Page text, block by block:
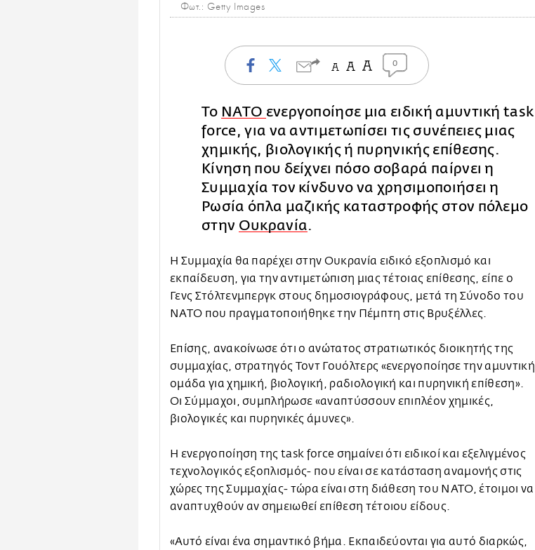
Φωτ.: Getty Images
0
Το ΝΑΤΟ ενεργοποίησε μια ειδική αμυντική task
force, για να αντιμετωπίσει τις συνέπειες μιας
χημικής, βιολογικής ή πυρηνικής επίθεσης.
Κίνηση που δείχνει πόσο σοβαρά παίρνει η
Συμμαχία τον κίνδυνο να χρησιμοποιήσει η
Ρωσία όπλα μαζικής καταστροφής στον πόλεμο
στην Ουκρανία.
Η Συμμαχία θα παρέχει στην Ουκρανία ειδικό εξοπλισμό και
εκπαίδευση, για την αντιμετώπιση μιας τέτοιας επίθεσης, είπε ο
Γενς Στόλτενμπεργκ στους δημοσιογράφους, μετά τη Σύνοδο του
ΝΑΤΟ που πραγματοποιήθηκε την Πέμπτη στις Βρυξέλλες.
Επίσης, ανακοίνωσε ότι ο ανώτατος στρατιωτικός διοικητής της
συμμαχίας, στρατηγός Τοντ Γουόλτερς «ενεργοποίησε την αμυντική
ομάδα για χημική, βιολογική, ραδιολογική και πυρηνική επίθεση».
Οι Σύμμαχοι, συμπλήρωσε «αναπτύσσουν επιπλέον χημικές,
βιολογικές και πυρηνικές άμυνες».
Η ενεργοποίηση της task force σημαίνει ότι ειδικοί και εξελιγμένος
τεχνολογικός εξοπλισμός- που είναι σε κατάσταση αναμονής στις
χώρες της Συμμαχίας- τώρα είναι στη διάθεση του ΝΑΤΟ, έτοιμοι να
αναπτυχθούν αν σημειωθεί επίθεση τέτοιου είδους.
«Αυτό είναι ένα σημαντικό βήμα. Εκπαιδεύονται για αυτό διαρκώς,